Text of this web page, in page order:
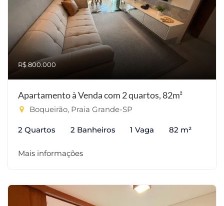
R$ 800.000
Apartamento à Venda com 2 quartos, 82m²
Boqueirão, Praia Grande-SP
2 Quartos 2 Banheiros 1 Vaga 82 m²
Mais informações